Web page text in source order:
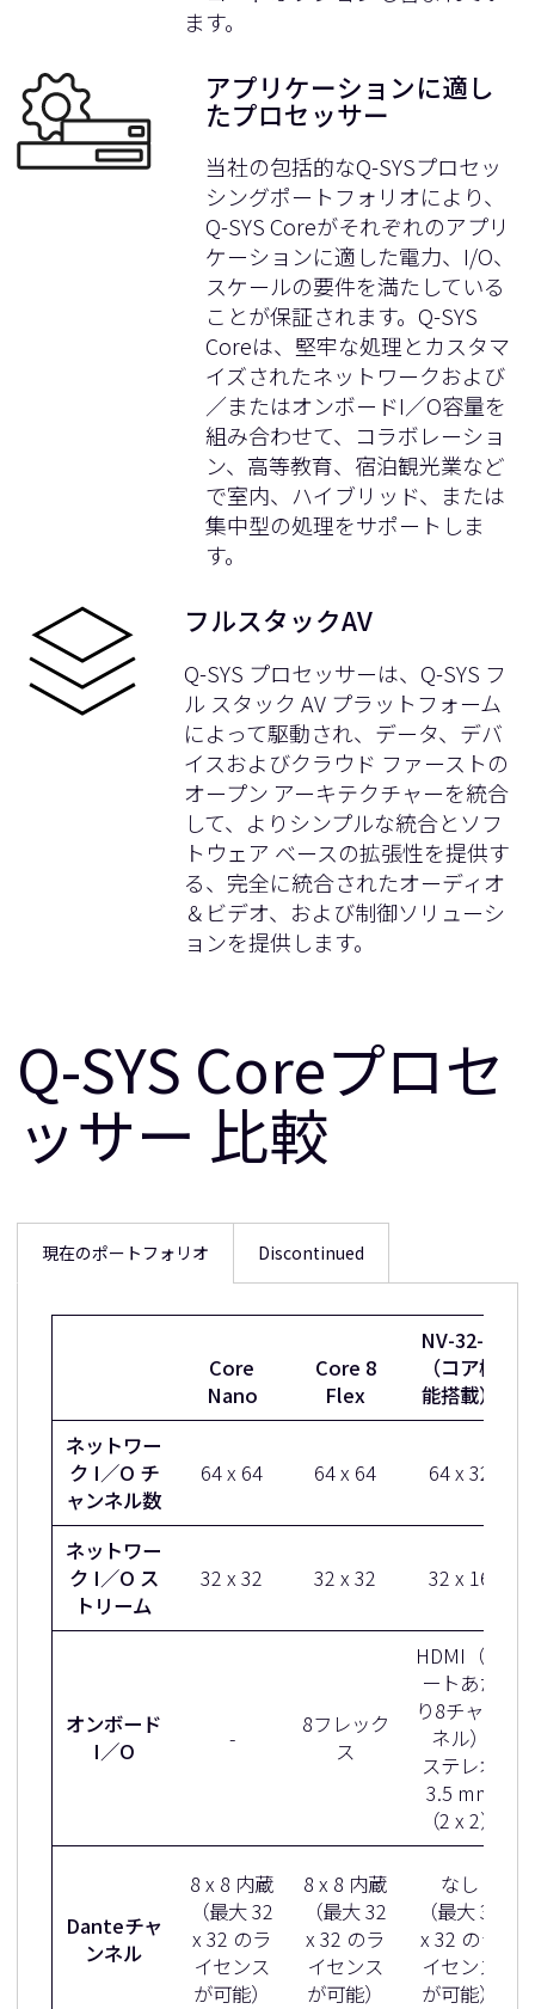
ます。
アプリケーションに適し
たプロセッサー
当社の包括的なQ-SYSプロセッ
シングポートフォリオにより、
Q-SYS Coreがそれぞれのアプリ
ケーションに適した電力、I/O、
スケールの要件を満たしている
ことが保証されます。Q-SYS
Coreは、堅牢な処理とカスタマ
イズされたネットワークおよび
／またはオンボードI／O容量を
組み合わせて、コラボレーショ
ン、高等教育、宿泊観光業など
で室内、ハイブリッド、または
集中型の処理をサポートしま
す。
フルスタックAV
Q-SYS プロセッサーは、 Q-SYS フ
ル スタック AV プラットフォーム
によって駆動され、データ、デバ
イスおよびクラウド ファーストの
オープン アーキテクチャーを統合
して、よりシンプルな統合とソフ
トウェア ベースの拡張性を提供す
る、完全に統合されたオーディオ
＆ビデオ、および制御ソリューシ
ョンを提供します。
Q-SYS Coreプロセ
ッサー 比較
現在のポートフォリオ Discontinued
Core
Nano
Core 8
Flex
NV-32-H
（コア機
能搭載）
ネットワー
ク I／O チ
ャンネル数
64 x 64 64 x 64 64 x 32
ネットワー
ク I／O ス
トリーム
32 x 32 32 x 32 32 x 16
オンボード
I／O
-
8フレック
ス
HDMI（ポ
ートあた
り8チャン
ネル）
ステレオ
3.5 mm
（2 x 2）
Danteチャ
ンネル
8 x 8 内蔵
（最大 32
x 32 のラ
イセンス
が可能）
8 x 8 内蔵
（最大 32
x 32 のラ
イセンス
が可能）
なし
（最大 32
x 32 のラ
イセンス
が可能）